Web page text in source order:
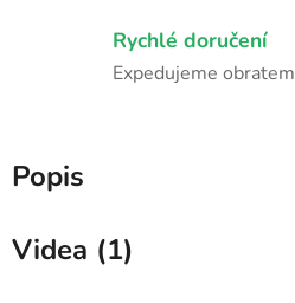
Rychlé doručení
Expedujeme obratem
Popis
Videa (1)